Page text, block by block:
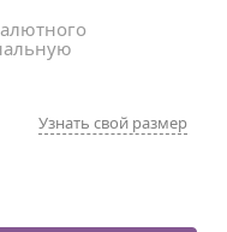
Узнать свой размер